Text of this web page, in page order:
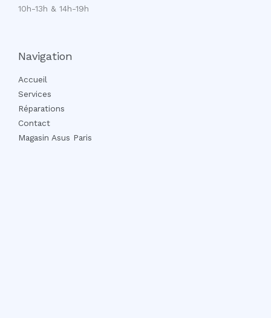
10h-13h & 14h-19h
Navigation
Accueil
Services
Réparations
Contact
Magasin Asus Paris